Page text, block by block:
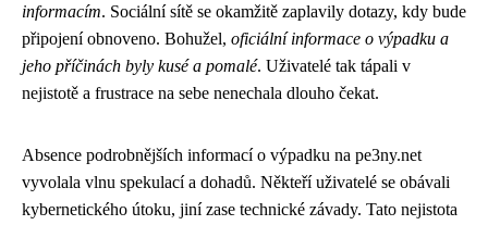
informacím. Sociální sítě se okamžitě zaplavily dotazy, kdy bude
připojení obnoveno. Bohužel, oficiální informace o výpadku a
jeho příčinách byly kusé a pomalé. Uživatelé tak tápali v
nejistotě a frustrace na sebe nenechala dlouho čekat.
Absence podrobnějších informací o výpadku na pe3ny.net
vyvolala vlnu spekulací a dohadů. Někteří uživatelé se obávali
kybernetického útoku, jiní zase technické závady. Tato nejistota